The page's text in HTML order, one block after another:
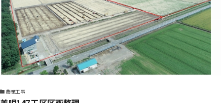
農業工事